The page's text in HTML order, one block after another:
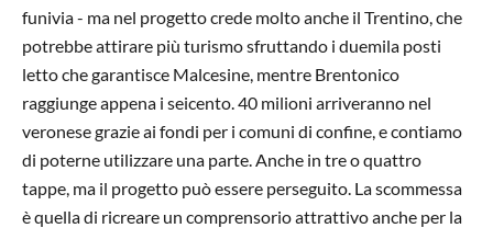
funivia - ma nel progetto crede molto anche il Trentino, che
potrebbe attirare più turismo sfruttando i duemila posti
letto che garantisce Malcesine, mentre Brentonico
raggiunge appena i seicento. 40 milioni arriveranno nel
veronese grazie ai fondi per i comuni di confine, e contiamo
di poterne utilizzare una parte. Anche in tre o quattro
tappe, ma il progetto può essere perseguito. La scommessa
è quella di ricreare un comprensorio attrattivo anche per la